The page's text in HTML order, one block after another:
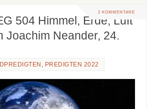
2 KOMMENTARE
504 Himmel, Erde, Luft
Joachim Neander, 24.
, PREDIGTEN 2022